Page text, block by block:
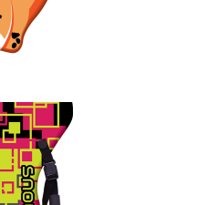
认识Wham-O团队：David
Huang